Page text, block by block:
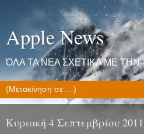
Apple News
ΌΛΑ ΤΑ ΝΕΑ ΣΧΕΤΙΚΑ ΜΕ ΤΗΝ
Κυριακή 4 Σεπτεμβρίου 2011